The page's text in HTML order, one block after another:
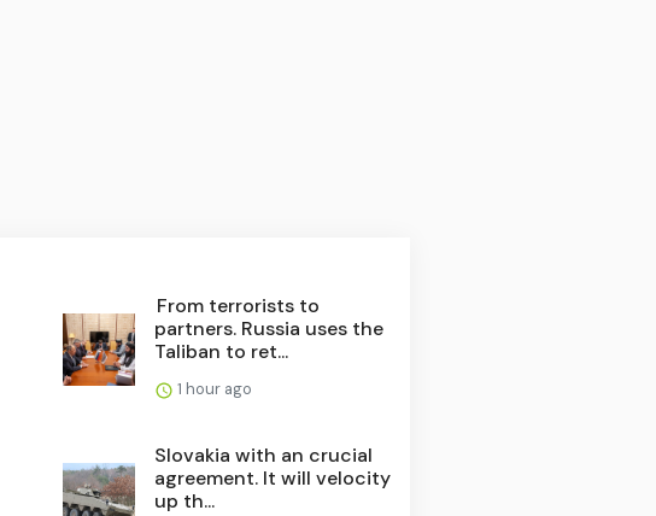
From terrorists to
partners. Russia uses the
Taliban to ret...
1 hour ago
Slovakia with an crucial
agreement. It will velocity
up th...